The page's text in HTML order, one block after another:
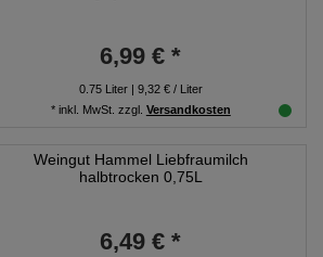
6,99 € *
0.75Liter| 9,32 € / Liter
* inkl. MwSt. zzgl. Versandkosten
Weingut Hammel Liebfraumilch
halbtrocken 0,75L
6,49 € *